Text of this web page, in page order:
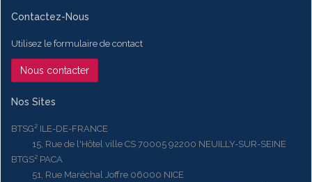
Contactez-Nous
Utilisez le formulaire de contact
Nous contacter
Nos Sites
BTSG² ILE-DE-FRANCE
15, Rue de l'Hôtel ville CS 70005 92200 NEUILLY-SUR-SEINE
BTGS² PACA
51, Rue Maréchal Joffre 06000 NICE